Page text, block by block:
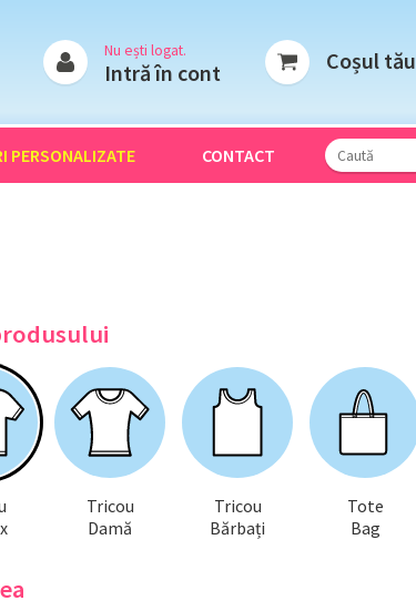
Nu ești logat.
Intră în cont Coșul tău
PERSONALIZATE CONTACT
Tricou
Damă
Tricou
Bărbați
Tote
Bag